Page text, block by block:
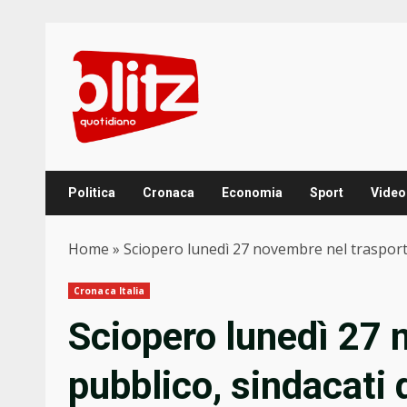
content
Politica Cronaca Economia Sport Video
Home » Sciopero lunedì 27 novembre nel
Cronaca Italia
Sciopero lunedì 27
pubblico, sindacati